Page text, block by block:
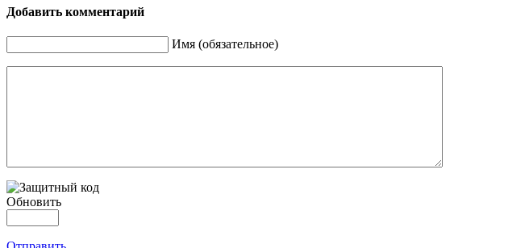
Добавить комментарий
Имя (обязательное)
Обновить